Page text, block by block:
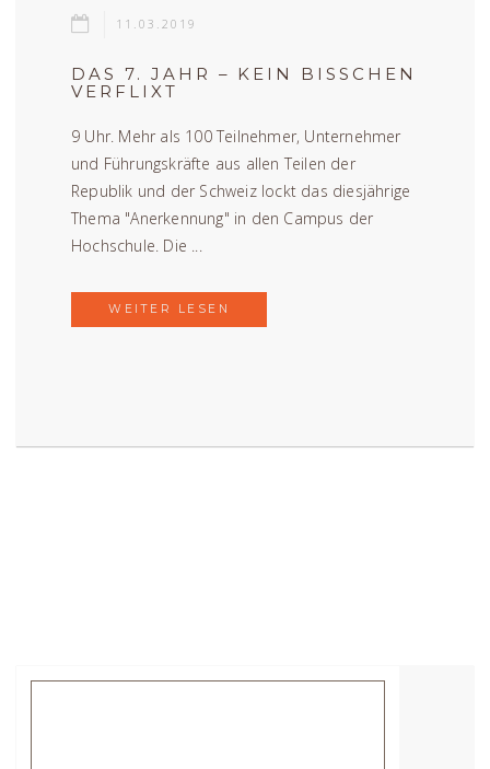
11.03.2019
DAS 7. JAHR – KEIN BISSCHEN
VERFLIXT
9 Uhr. Mehr als 100 Teilnehmer, Unternehmer
und Führungskräfte aus allen Teilen der
Republik und der Schweiz lockt das diesjährige
Thema "Anerkennung" in den Campus der
Hochschule. Die ...
WEITER LESEN